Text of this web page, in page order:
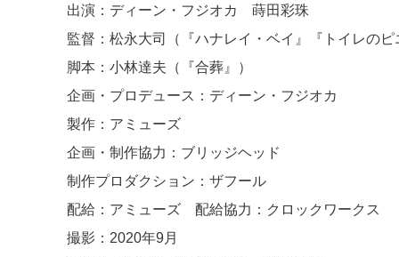
出演：ディーン・フジオカ 蒔田彩珠
監督：松永大司（『ハナレイ・ベイ』『トイレのピ
脚本：小林達夫（『合葬』）
企画・プロデュース：ディーン・フジオカ
製作：アミューズ
企画・制作協力：ブリッジヘッド
制作プロダクション：ザフール
配給：アミューズ 配給協力：クロックワークス
撮影：2020年9月